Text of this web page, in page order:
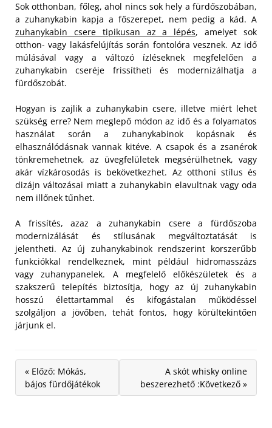
Sok otthonban, főleg, ahol nincs sok hely a fürdőszobában,
a zuhanykabin kapja a főszerepet, nem pedig a kád. A
zuhanykabin csere tipikusan az a lépés, amelyet sok
otthon- vagy lakásfelújítás során fontolóra vesznek. Az idő
múlásával vagy a változó ízléseknek megfelelően a
zuhanykabin cseréje frissítheti és modernizálhatja a
fürdőszobát.
Hogyan is zajlik a zuhanykabin csere, illetve miért lehet
szükség erre? Nem meglepő módon az idő és a folyamatos
használat során a zuhanykabinok kopásnak és
elhasználódásnak vannak kitéve. A csapok és a zsanérok
tönkremehetnek, az üvegfelületek megsérülhetnek, vagy
akár vízkárosodás is bekövetkezhet. Az otthoni stílus és
dizájn változásai miatt a zuhanykabin elavultnak vagy oda
nem illőnek tűnhet.
A frissítés, azaz a zuhanykabin csere a fürdőszoba
modernizálását és stílusának megváltoztatását is
jelentheti. Az új zuhanykabinok rendszerint korszerűbb
funkciókkal rendelkeznek, mint például hidromasszázs
vagy zuhanypanelek. A megfelelő előkészületek és a
szakszerű telepítés biztosítja, hogy az új zuhanykabin
hosszú élettartammal és kifogástalan működéssel
szolgáljon a jövőben, tehát fontos, hogy körültekintően
járjunk el.
« Előző: Mókás,
bájos fürdőjátékok
A skót whisky online
beszerezhető :Következő »